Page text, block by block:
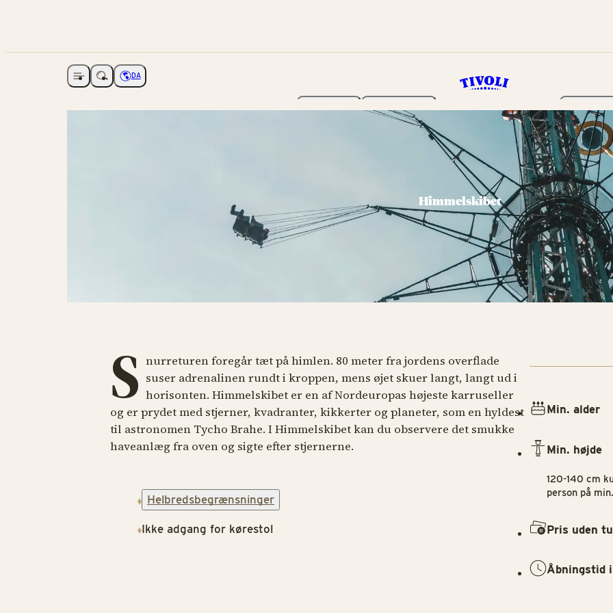
Åbne navigationVælg sprog
DA
Haven Program Billetter
Himmelskibet
S nurreturen foregår tæt på himlen. 80 meter fra jordens overflade
suser adrenalinen rundt i kroppen, mens øjet skuer langt, langt ud i
horisonten. Himmelskibet er en af Nordeuropas højeste karruseller
og er prydet med stjerner, kvadranter, kikkerter og planeter, som en hyldest
til astronomen Tycho Brahe. I Himmelskibet kan du observere det smukke
haveanlæg fra oven og sigte efter stjernerne.
Helbredsbegrænsninger
Ikke adgang for kørestol
Min. alder
Min. højde
120-140 cm
person på
Pris uden
Åbningstid i